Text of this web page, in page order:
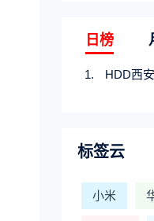
日榜
标签云
小米